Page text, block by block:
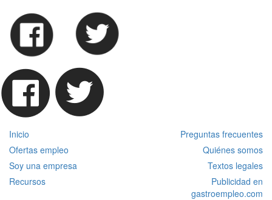
Inicio
Preguntas frecuentes
Ofertas empleo
Quiénes somos
Soy una empresa
Textos legales
Recursos
Publicidad en
gastroempleo.com